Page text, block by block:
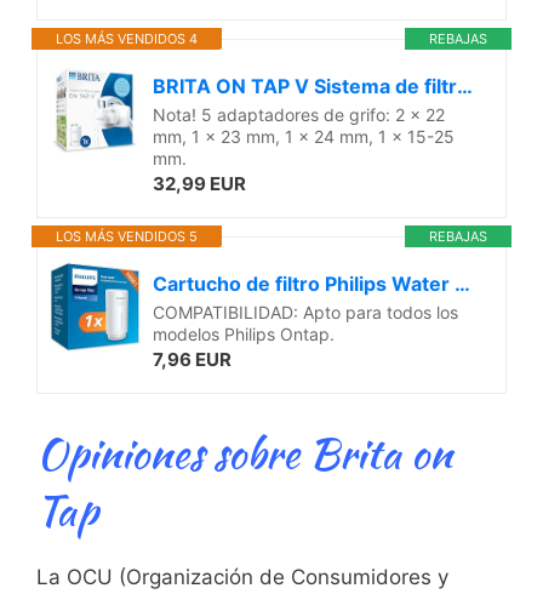
REBAJAS
LOS MÁS VENDIDOS 4
BRITA ON TAP V Sistema de filtro de agua, incluye 1 cartucho: agua sostenible y de buen sabor directo del grifo, reduce micropartículas, PFAS, metales y sustancias que afectan el sabor.
Nota! 5 adaptadores de grifo: 2 x 22
mm, 1 x 23 mm, 1 x 24 mm, 1 x 15-25
mm.
32,99 EUR
REBAJAS
LOS MÁS VENDIDOS 5
Cartucho de filtro Philips Water Ontap AWP305/10 MICROFILTRACIÓN, capacidad de filtración de 1000 L
COMPATIBILIDAD: Apto para todos los
modelos Philips Ontap.
7,96 EUR
Opiniones sobre Brita on
Tap
La OCU (Organización de Consumidores y